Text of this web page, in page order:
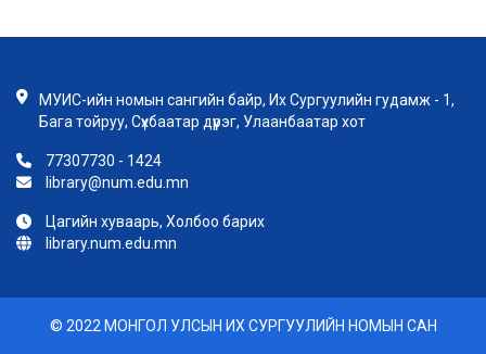
МУИС-ийн номын сангийн байр, Их Сургуулийн гудамж - 1,
Бага тойруу, Сүхбаатар дүүрэг, Улаанбаатар хот
77307730 - 1424
library@num.edu.mn
Цагийн хуваарь, Холбоо барих
library.num.edu.mn
© 2022 МОНГОЛ УЛСЫН ИХ СУРГУУЛИЙН НОМЫН САН